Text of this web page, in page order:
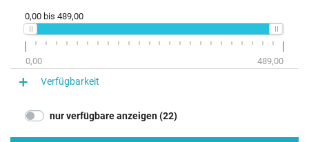
0,00 bis 489,00
0,00 489,00
Verfügbarkeit
nur verfügbare anzeigen (22)